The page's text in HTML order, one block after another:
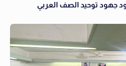
جهود توحيد الصف العربي